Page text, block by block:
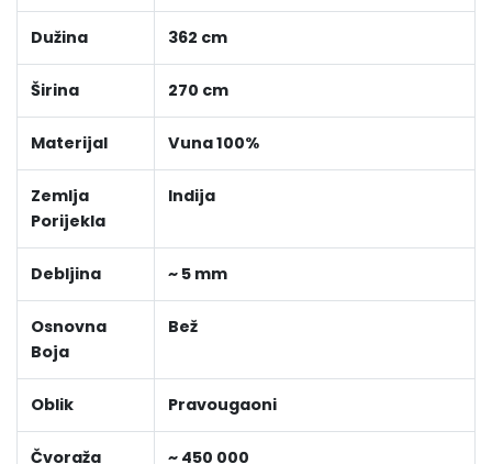
Dužina 362 cm
Širina 270 cm
Materijal Vuna 100%
Zemlja
Porijekla
Indija
Debljina ~ 5 mm
Osnovna
Boja
Bež
Oblik Pravougaoni
Čvoraža
~ 450 000